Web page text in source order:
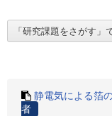
静電気による箔
者